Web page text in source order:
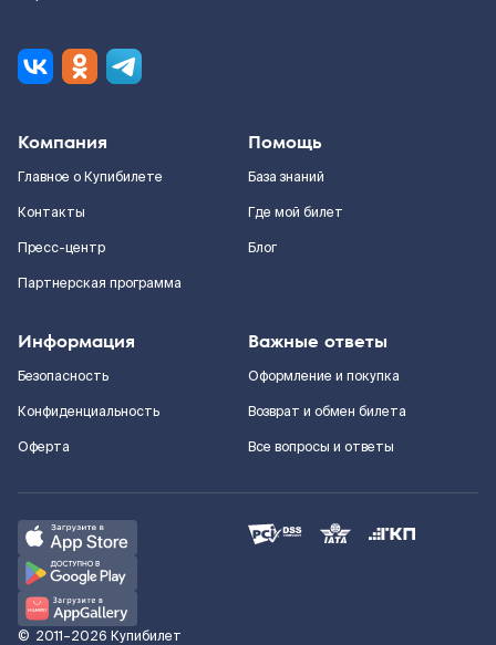
Компания
Главное о Купибилете
Контакты
Пресс-центр
Партнерская программа
Помощь
База знаний
Где мой билет
Блог
Информация
Безопасность
Конфиденциальность
Оферта
Важные ответы
Оформление и покупка
Возврат и обмен билета
Все вопросы и ответы
© 2011–2026 Купибилет